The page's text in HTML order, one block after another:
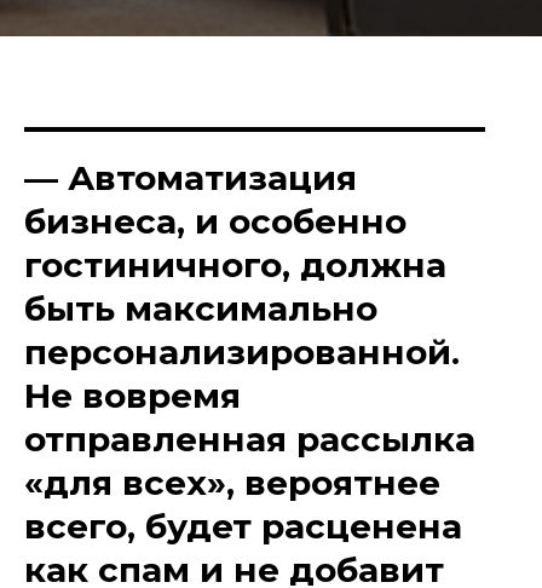
— Автоматизация
бизнеса, и особенно
гостиничного, должна
быть максимально
персонализированной.
Не вовремя
отправленная рассылка
«для всех», вероятнее
всего, будет расценена
как спам и не добавит